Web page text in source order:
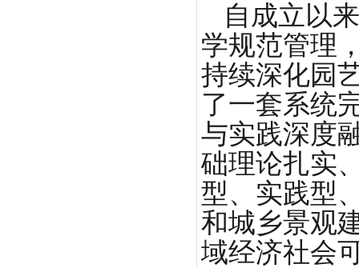
自成立以
学规范管理
持续深化园
了一套系统
与实践深度
础理论扎实
型、实践型
和城乡景观
域经济社会